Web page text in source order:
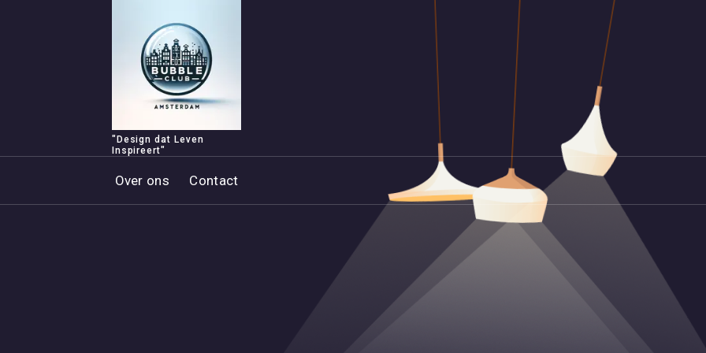
"Design dat Leven
Inspireert"
Over ons Contact